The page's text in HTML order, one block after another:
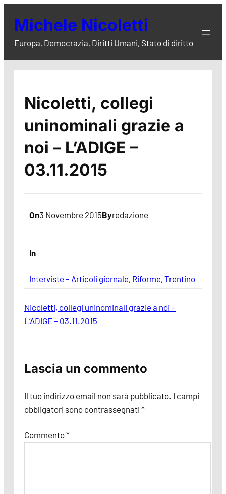
Michele Nicoletti
Europa, Democrazia, Diritti Umani, Stato di diritto
Nicoletti, collegi
uninominali grazie a
noi – L’ADIGE –
03.11.2015
On3 Novembre 2015Byredazione
In
Interviste – Articoli giornale, Riforme, Trentino
Nicoletti, collegi uninominali grazie a noi –
L’ADIGE – 03.11.2015
Lascia un commento
Il tuo indirizzo email non sarà pubblicato. I campi
obbligatori sono contrassegnati *
Commento*